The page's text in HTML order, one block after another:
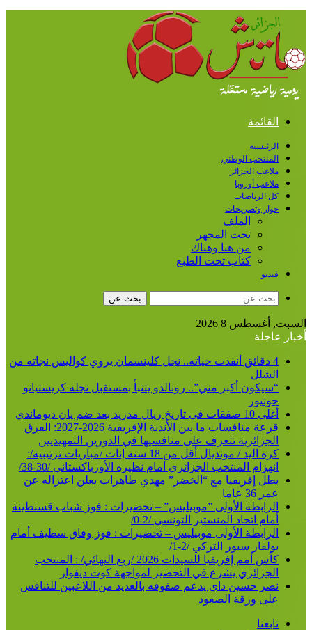
القائمة
الرئيسية
المنتخب الوطني
ملاعب الجزائر
ملاعب أوروبا
كل الرياضات
حوار وتصريحات
الملف
تحت المجهر
من هنا وهناك
كتاب تحت الطبع
فيديو
بحث عن
السبت, أغسطس 8 2026
أخبار عاجلة
4 دقائق أنقذت حياته.. نجل كلينسمان يروي كواليس نجاته من
الشلل
“سيكون أكبر مني”.. رونالدو يتنبأ بمستقبل نجله كريستيانو
جونيور
أغلى 10 صفقات في تاريخ ريال مدريد بعد ضم يان ديوماندي
قرعة منافسات ما بين الأندية الإفريقية 2026-2027: الفرق
الجزائرية تتعرف على منافسيها في الدورين التمهيديين
كرة اليد / مونديال أقل من 18 سنة إناث /مباريات ترتيبية/:
انهزام المنتخب الجزائري أمام نظيره الأوزباكستاني /30-38/
بطل إفريقيا مع “الخضر” مهدي طاهرات يعلن اعتزاله عن
عمر 36 عاما
الرابطة الأولى ”موبيليس” – تحضيرات : فوز شباب قسنطينة
أمام اتحاد المنستير التونسي /2-0/
الرابطة الأولى موبيليس – تحضيرات : فوز وفاق سطيف أمام
بولفار سبور التركي /2-1/
كأس أمم إفريقيا للسيدات 2026 /ربع النهائي/ : المنتخب
الجزائري يشرع في التحضير لمواجهة كوت ديفوار
نصر حسين داي يدعم صفوفه بالعديد من اللاعبين للتنافس
على ورقة الصعود
تابعنا